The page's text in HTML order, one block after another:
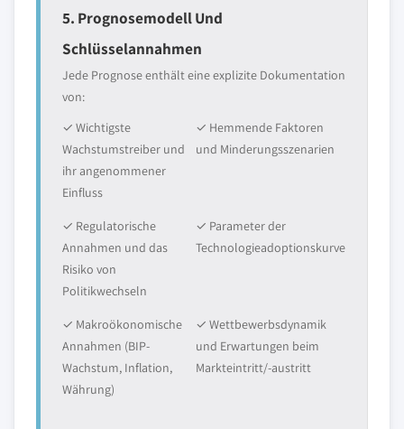
5. Prognosemodell Und
Schlüsselannahmen
Jede Prognose enthält eine explizite Dokumentation
von:
✓ Wichtigste
Wachstumstreiber und
ihr angenommener
Einfluss
✓ Hemmende Faktoren
und Minderungsszenarien
✓ Regulatorische
Annahmen und das
Risiko von
Politikwechseln
✓ Parameter der
Technologieadoptionskurve
✓ Makroökonomische
Annahmen (BIP-
Wachstum, Inflation,
Währung)
✓ Wettbewerbsdynamik
und Erwartungen beim
Markteintritt/-austritt